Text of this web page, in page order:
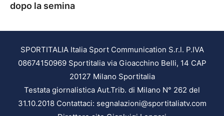
dopo la semina
SPORTITALIA Italia Sport Communication S.r.l. P.IVA
08674150969 Sportitalia via Gioacchino Belli, 14 CAP
20127 Milano Sportitalia
Testata giornalistica Aut.Trib. di Milano N° 262 del
31.10.2018 Contattaci: segnalazioni@sportitaliatv.com